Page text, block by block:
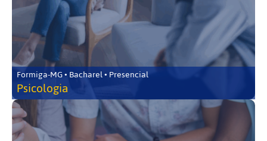
Formiga-MG • Bacharel • Presencial
Psicologia